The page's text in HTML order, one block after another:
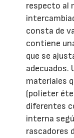
respecto al
consta de
contiene
que se
adecuados.
materiales
(polieter
diferentes
interna
rascadores